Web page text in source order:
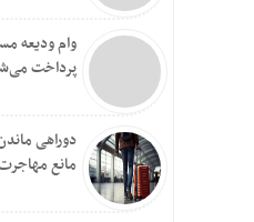
وام ودیعه
پرداخت
دوراهی
مانع